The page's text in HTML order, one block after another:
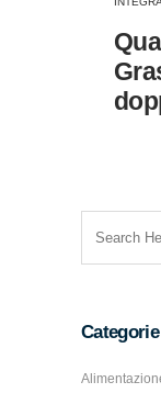
Categorie